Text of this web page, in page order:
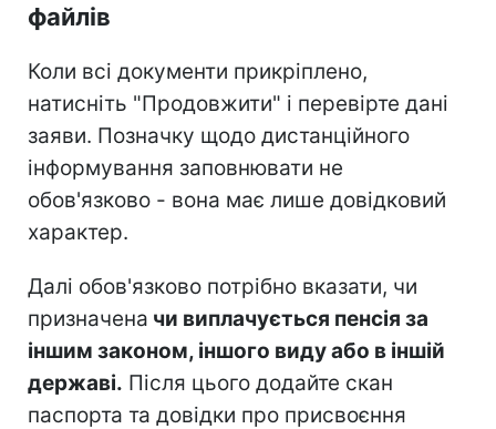
файлів
Коли всі документи прикріплено,
натисніть "Продовжити" і перевірте дані
заяви. Позначку щодо дистанційного
інформування заповнювати не
обов'язково - вона має лише довідковий
характер.
Далі обов'язково потрібно вказати, чи
призначена чи виплачується пенсія за
іншим законом, іншого виду або в іншій
державі. Після цього додайте скан
паспорта та довідки про присвоєння